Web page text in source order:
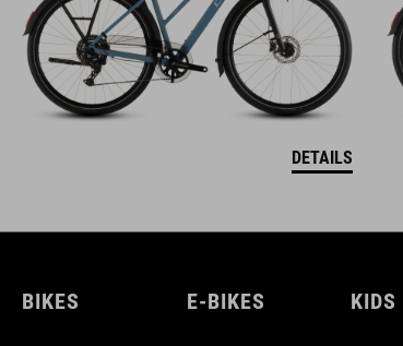
DETAILS
BIKES E-BIKES KIDS